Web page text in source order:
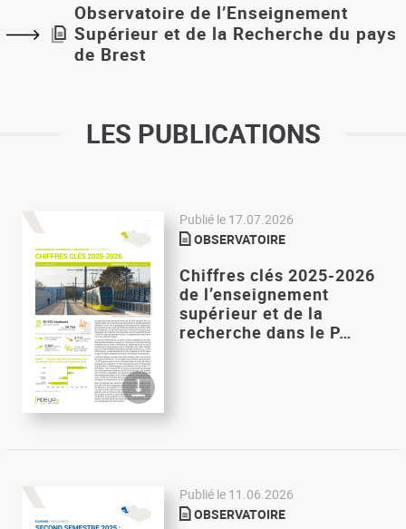
Observatoire de l’Enseignement
Supérieur et de la Recherche du pays
de Brest
LES PUBLICATIONS
Publié le 17.07.2026
OBSERVATOIRE
Chiffres clés 2025-2026
de l’enseignement
supérieur et de la
recherche dans le P…
Publié le 11.06.2026
OBSERVATOIRE